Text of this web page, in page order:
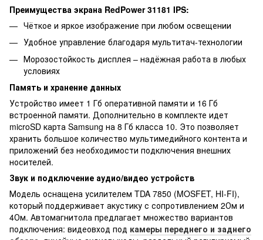
Преимущества экрана RedPower 31181 IPS:
Чёткое и яркое изображение при любом освещении
Удобное управление благодаря мультитач-технологии
Морозостойкость дисплея – надёжная работа в любых
условиях
Память и хранение данных
Устройство имеет 1 Гб оперативной памяти и 16 Гб
встроенной памяти. Дополнительно в комплекте идет
microSD карта Samsung на 8 Гб класса 10. Это позволяет
хранить большое количество мультимедийного контента и
приложений без необходимости подключения внешних
носителей.
Звук и подключение аудио/видео устройств
Модель оснащена усилителем TDA 7850 (MOSFET, HI-FI),
который поддерживает акустику с сопротивлением 2Ом и
4Ом. Автомагнитола предлагает множество вариантов
подключения: видеовход под камеры переднего и заднего